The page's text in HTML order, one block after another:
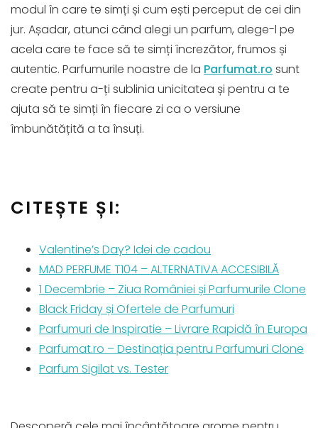
modul în care te simți și cum ești perceput de cei din
jur. Așadar, atunci când alegi un parfum, alege-l pe
acela care te face să te simți încrezător, frumos și
autentic. Parfumurile noastre de la Parfumat.ro sunt
create pentru a-ți sublinia unicitatea și pentru a te
ajuta să te simți în fiecare zi ca o versiune
îmbunătățită a ta însuți.
CITEȘTE ȘI:
Valentine’s Day? Idei de cadou
MAD PERFUME T104 – ALTERNATIVA ACCESIBILĂ
1 Decembrie – Ziua României și Parfumurile Clone
Black Friday și Ofertele de Parfumuri
Parfumuri de Inspiratie – Livrare Rapidă în Europa
Parfumat.ro – Destinația pentru Parfumuri Clone
Parfum Sigilat vs. Tester